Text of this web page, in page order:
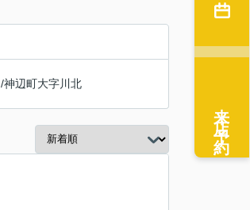
/神辺町大字川北
来店予約